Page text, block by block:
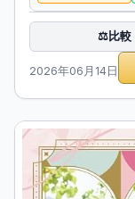
⚖️比較
2026年06月14日